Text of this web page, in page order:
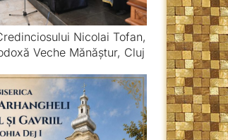
Nicolai Tofan,
Veche Mănăștur, Cluj